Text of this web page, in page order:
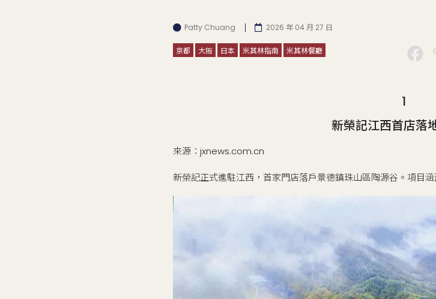
Patty Chuang 2026 年 04 月 27 日
京都 大阪 日本 米其林指南 米其林餐廳
1
新榮記江西首店落
來源：jxnews.com.cn
新榮記正式進駐江西，首家門店落戶景德鎮珠山區陶源谷。項目